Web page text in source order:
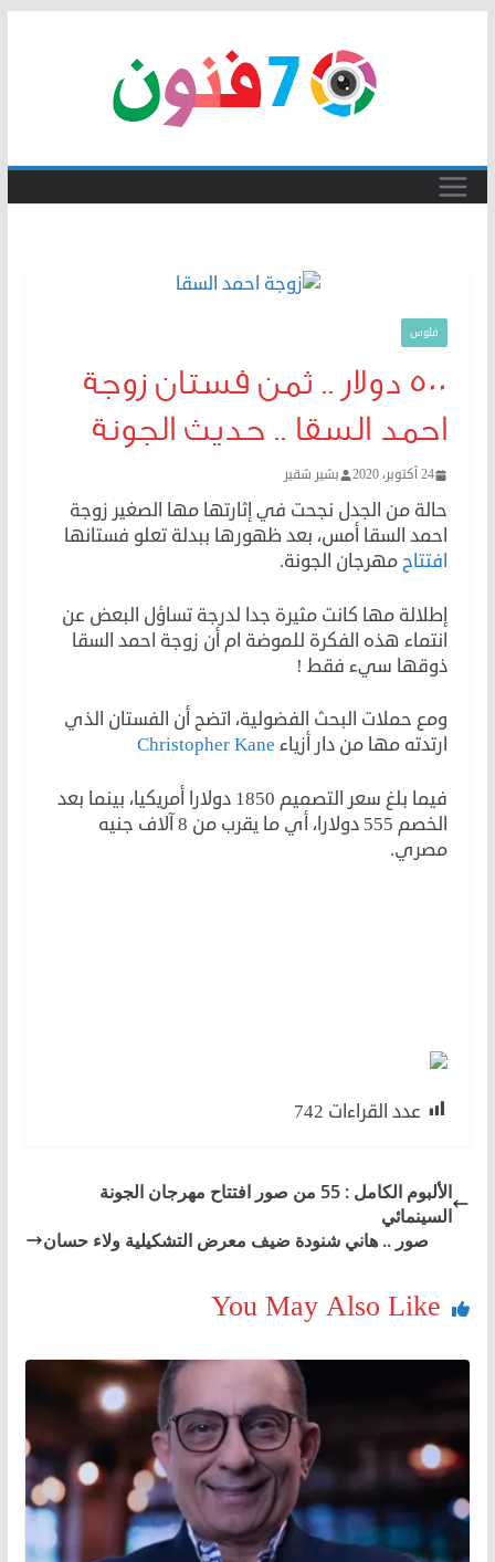
فلوس
500 دولار .. ثمن فستان زوجة
احمد السقا .. حديث الجونة
24 أكتوبر، 2020 بشير شقير
حالة من الجدل نجحت في إثارتها مها الصغير زوجة
احمد السقا أمس، بعد ظهورها ببدلة تعلو فستانها
افتتاحمهرجان الجونة.
إطلالة مها كانت مثيرة جدا لدرجة تساؤل البعض عن
انتماء هذه الفكرة للموضة ام أن زوجة احمد السقا
ذوقها سيء فقط !
ومع حملات البحث الفضولية، اتضح أن الفستان الذي
ارتدته مها من دار أزياء Christopher Kane
فيما بلغ سعر التصميم 1850 دولارا أمريكيا، بينما بعد
الخصم 555 دولارا، أي ما يقرب من 8 آلاف جنيه
مصري.
عدد القراءات 742
الألبوم الكامل : 55 من صور افتتاح مهرجان الجونة
السينمائي
صور .. هاني شنودة ضيف معرض التشكيلية ولاء حسان
You May Also Like